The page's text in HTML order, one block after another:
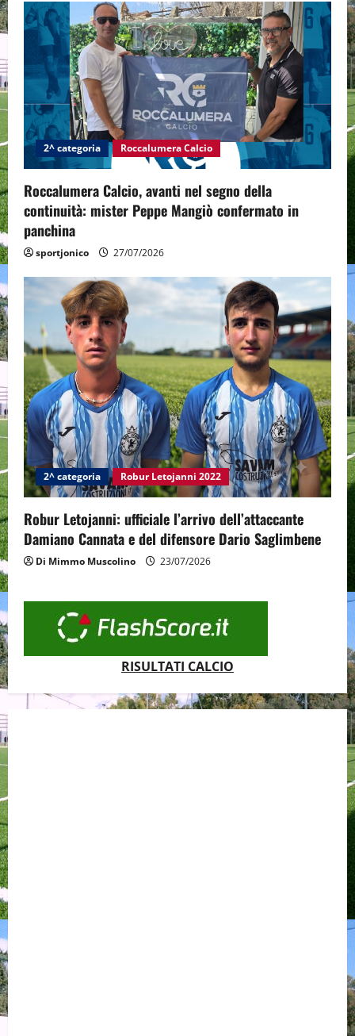
2^ categoria Roccalumera Calcio
Roccalumera Calcio, avanti nel segno della
continuità: mister Peppe Mangiò confermato in
panchina
sportjonico 27/07/2026
2^ categoria Robur Letojanni 2022
Robur Letojanni: ufficiale l’arrivo dell’attaccante
Damiano Cannata e del difensore Dario Saglimbene
Di Mimmo Muscolino 23/07/2026
RISULTATI CALCIO